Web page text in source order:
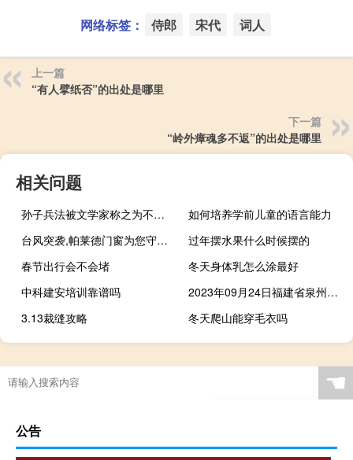
网络标签： 侍郎 宋代 词人
上一篇
“有人擘纸否”的出处是哪里
下一篇
“岭外瘴魂多不返”的出处是哪里
相关问题
孙子兵法被文学家称之为不朽不灭的大意（孙子兵法被文学家称之为不朽不灭）
如何培养学前儿童的语言能力
台风突袭,帕莱德门窗为您守家护院
过年摆水果什么时候摆的
春节出行会不会堵
冬天身体乳怎么涂最好
中科建安培训靠谱吗
2023年09月24日福建省泉州市疫情大数据-今日/今天疫情全网搜索最新实时消息动态情况通知播报
3.13裁缝攻略
冬天爬山能穿毛衣吗
☚
公告